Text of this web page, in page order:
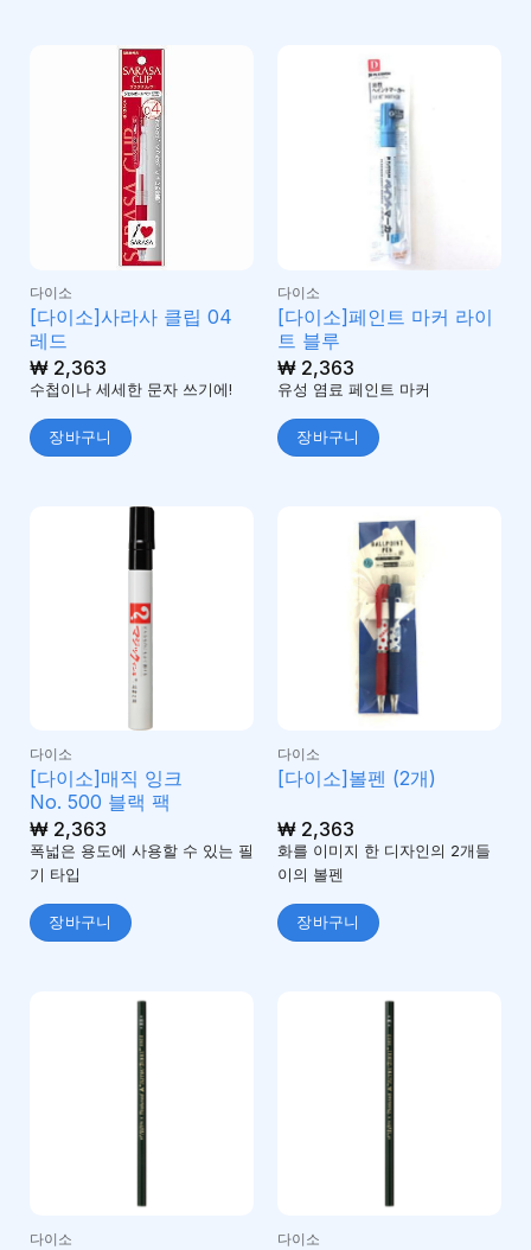
다이소
[다이소]사라사 클립 04
레드
₩2,363
수첩이나 세세한 문자 쓰기에!
장바구니
다이소
[다이소]페인트 마커 라이
트 블루
₩2,363
유성 염료 페인트 마커
장바구니
다이소
[다이소]매직 잉크
No. 500 블랙 팩
₩2,363
폭넓은 용도에 사용할 수 있는 필
기 타입
장바구니
다이소
[다이소]볼펜 (2개)
₩2,363
화를 이미지 한 디자인의 2개들
이의 볼펜
장바구니
다이소 다이소